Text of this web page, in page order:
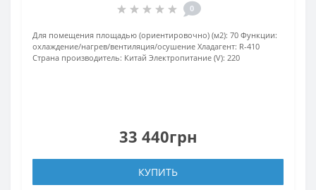
0
Для помещения площадью (ориентировочно) (м2): 70 Функции:
охлаждение/нагрев/вентиляция/осушение Хладагент: R-410
Страна производитель: Китай Электропитание (V): 220
33 440грн
КУПИТЬ